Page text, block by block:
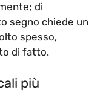
di
segno chiede un
spesso,
di fatto.
più